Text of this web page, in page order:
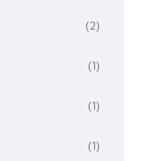
(2)
(1)
(1)
(1)